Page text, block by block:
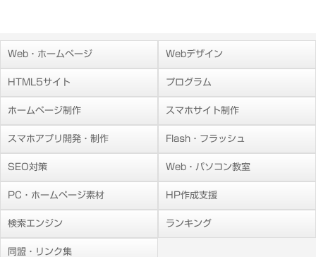
Web・ホームページ Webデザイン
HTML5サイト プログラム
ホームページ制作 スマホサイト制作
スマホアプリ開発・制作 Flash・フラッシュ
SEO対策 Web・パソコン教室
PC・ホームページ素材 HP作成支援
検索エンジン ランキング
同盟・リンク集